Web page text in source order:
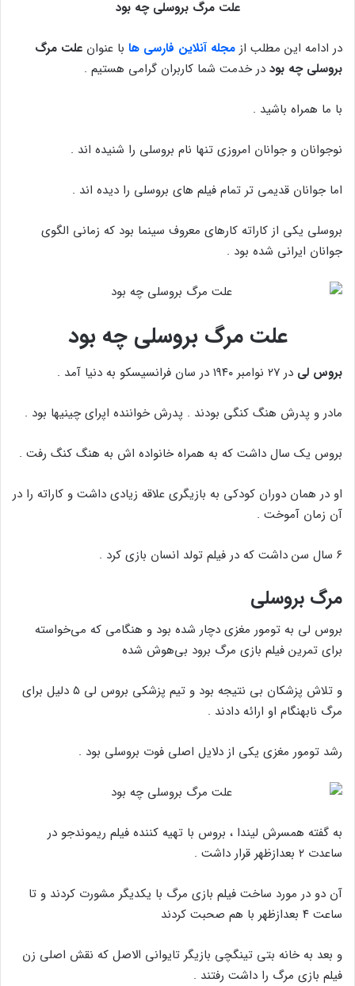
علت مرگ بروسلی چه بود
در ادامه این مطلب از مجله آنلاین فارسی ها با عنوان علت مرگ
بروسلی چه بود در خدمت شما کاربران گرامی هستیم .
با ما همراه باشید .
نوجوانان و جوانان امروزی تنها نام بروسلی را شنیده اند .
اما جوانان قدیمی تر تمام فیلم های بروسلی را دیده اند .
بروسلی یکی از کاراته کارهای معروف سینما بود که زمانی الگوی
جوانان ایرانی شده بود .
علت مرگ بروسلی چه بود
بروس لی در ۲۷ نوامبر ۱۹۴۰ در سان فرانسیسکو به دنیا آمد .
مادر و پدرش هنگ کنگی بودند . پدرش خواننده اپرای چینیها بود .
بروس یک سال داشت که به همراه خانواده اش به هنگ کنگ رفت .
او در همان دوران کودکی به بازیگری علاقه زیادی داشت و کاراته را در
آن زمان آموخت .
۶ سال سن داشت که در فیلم تولد انسان بازی کرد .
مرگ بروسلی
بروس لی به تومور مغزی دچار شده بود و هنگامی‌ که می‌خواسته
برای تمرین فیلم بازی مرگ برود بی‌هوش شده
و تلاش پزشکان بی نتیجه بود و تیم پزشکی بروس لی ۵ دلیل برای
مرگ نابهنگام او ارائه دادند .
رشد تومور مغزی یکی از دلایل اصلی فوت بروسلی بود .
به گفته همسرش لیندا ، بروس با تهیه کننده فیلم ریموندجو در
ساعدت ۲ بعدازظهر قرار داشت .
آن دو در مورد ساخت فیلم بازی مرگ با یکدیگر مشورت کردند و تا
ساعت ۴ بعدازظهر با هم صحبت کردند
و بعد به خانه بتی تینگچی بازیگر تایوانی الاصل که نقش اصلی زن
فیلم بازی مرگ را داشت رفتند .